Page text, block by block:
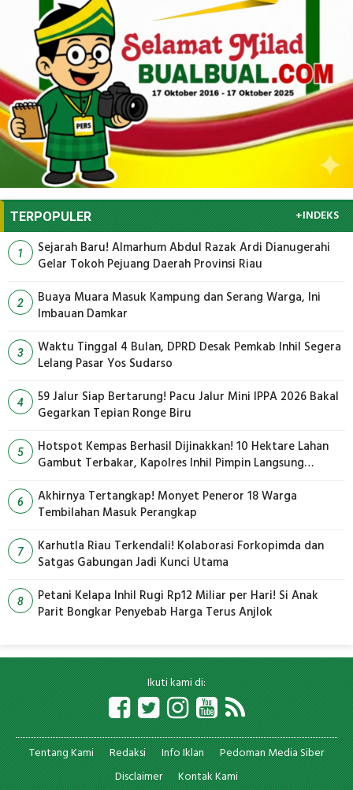
TERPOPULER +INDEKS
1
Sejarah Baru! Almarhum Abdul Razak Ardi Dianugerahi
Gelar Tokoh Pejuang Daerah Provinsi Riau
2
Buaya Muara Masuk Kampung dan Serang Warga, Ini
Imbauan Damkar
3
Waktu Tinggal 4 Bulan, DPRD Desak Pemkab Inhil Segera
Lelang Pasar Yos Sudarso
4
59 Jalur Siap Bertarung! Pacu Jalur Mini IPPA 2026 Bakal
Gegarkan Tepian Ronge Biru
5
Hotspot Kempas Berhasil Dijinakkan! 10 Hektare Lahan
Gambut Terbakar, Kapolres Inhil Pimpin Langsung
6
Akhirnya Tertangkap! Monyet Peneror 18 Warga
Tembilahan Masuk Perangkap
7
Karhutla Riau Terkendali! Kolaborasi Forkopimda dan
Satgas Gabungan Jadi Kunci Utama
8
Petani Kelapa Inhil Rugi Rp12 Miliar per Hari! Si Anak
Parit Bongkar Penyebab Harga Terus Anjlok
Ikuti kami di:
Tentang Kami Redaksi Info Iklan
Pedoman Media Siber
Disclaimer
Kontak Kami